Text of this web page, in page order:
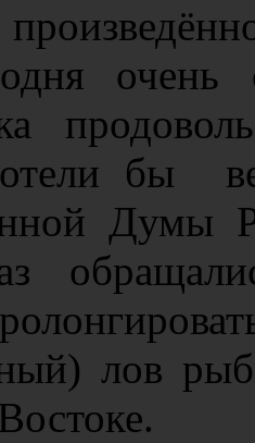
очень
бы
лов